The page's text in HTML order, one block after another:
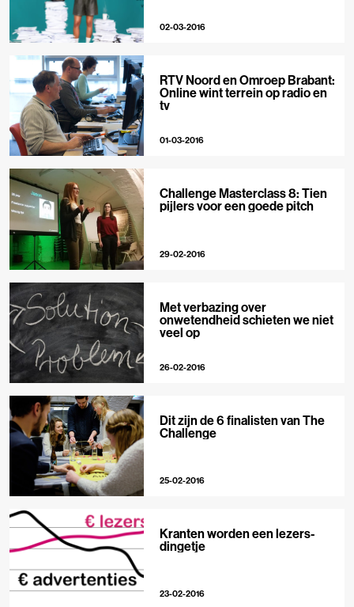
02-03-2016
RTV Noord en Omroep Brabant:
Online wint terrein op radio en
tv
01-03-2016
Challenge Masterclass 8: Tien
pijlers voor een goede pitch
29-02-2016
Met verbazing over
onwetendheid schieten we niet
veel op
26-02-2016
Dit zijn de 6 finalisten van The
Challenge
25-02-2016
Kranten worden een lezers-
dingetje
23-02-2016